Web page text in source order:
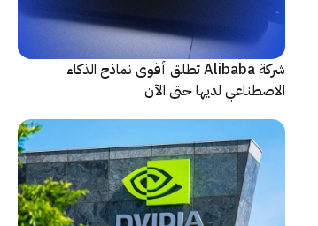
شركة Alibaba تطلق أقوى نماذج الذكاء
الاصطناعي لديها حتى الآن